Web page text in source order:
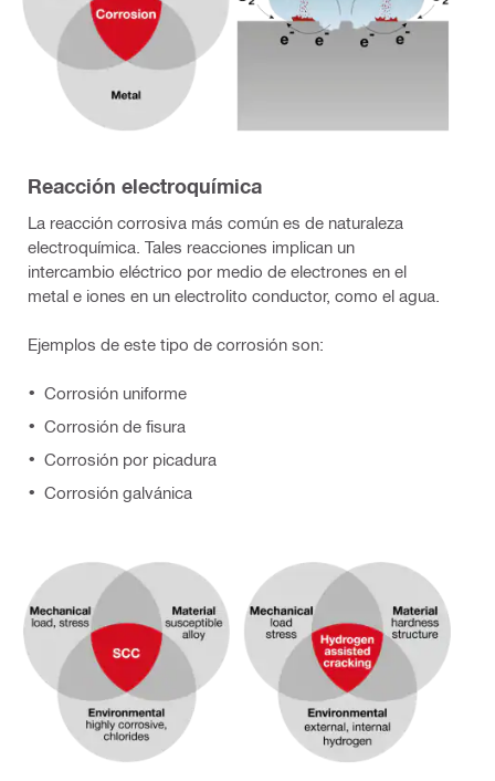
Reacción electroquímica
La reacción corrosiva más común es de naturaleza
electroquímica. Tales reacciones implican un
intercambio eléctrico por medio de electrones en el
metal e iones en un electrolito conductor, como el agua.
Ejemplos de este tipo de corrosión son:
Corrosión uniforme
Corrosión de fisura
Corrosión por picadura
Corrosión galvánica